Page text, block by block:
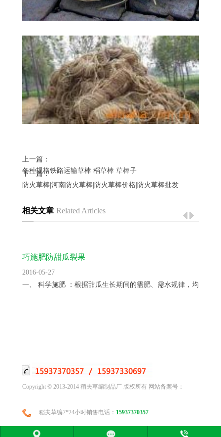
上一篇：
各种规格铁路运输草棒 稻草棒 草棒子
下一篇：
防火草棒|河南防火草棒|防火草棒价格|防火草棒批发
相关文章 Related Articles
巧施肥防甜瓜裂果
2016-05-27
一、 科学施肥 ：根据甜瓜生长期间的需肥、需水规律，均衡供...
Copyright © 2013-2014 稻夫草编制品厂 版权所有 网站备案号：
稻夫草编7*24小时销售电话： 15937370357